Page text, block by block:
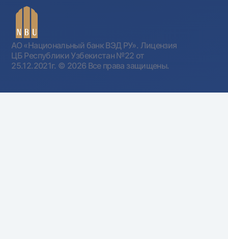
АО «Национальный банк ВЭД РУ». Лицензия
ЦБ Республики Узбекистан №22 от
25.12.2021г. © 2026 Все права защищены.